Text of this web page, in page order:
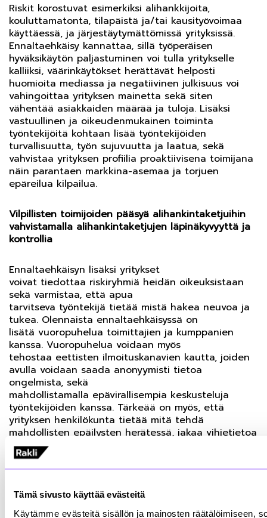
Tämä sivusto käyttää evästeitä
Käytämme evästeitä sisällön ja mainosten räätälöimiseen,
Riskit korostuvat esimerkiksi alihankkijoita,
kouluttamatonta, tilapäistä ja/tai kausityövoimaa
käyttäessä, ja järjestäytymättömissä yrityksissä.
Ennaltaehkäisy kannattaa, sillä työperäisen
hyväksikäytön paljastuminen voi tulla yritykselle
kalliiksi, väärinkäytökset herättävät helposti
huomioita mediassa ja negatiivinen julkisuus voi
vahingoittaa yrityksen mainetta sekä siten
vähentää asiakkaiden määrää ja tuloja. Lisäksi
vastuullinen ja oikeudenmukainen toiminta
työntekijöitä kohtaan lisää työntekijöiden
turvallisuutta, työn sujuvuutta ja laatua, sekä
vahvistaa yrityksen profiilia proaktiivisena toimijana
näin parantaen markkina-asemaa ja torjuen
epäreilua kilpailua.
Vilpillisten toimijoiden pääsyä alihankintaketjuihin
vahvistamalla alihankintaketjujen läpinäkyvyyttä ja
kontrollia
Ennaltaehkäisyn lisäksi yritykset
voivat tiedottaa riskiryhmiä heidän oikeuksistaan
sekä varmistaa, että apua
tarvitseva työntekijä tietää mistä hakea neuvoa ja
tukea. Olennaista ennaltaehkäisyssä on
lisätä vuoropuhelua toimittajien ja kumppanien
kanssa. Vuoropuhelua voidaan myös
tehostaa eettisten ilmoituskanavien kautta, joiden
avulla voidaan saada anonyymisti tietoa
ongelmista, sekä
mahdollistamalla epävirallisempia keskusteluja
työntekijöiden kanssa. Tärkeää on myös, että
yrityksen henkilökunta tietää mitä tehdä
mahdollisten epäilysten herätessä, jakaa vihjetietoa
sekä tekee yhteistyötä viranomaisten
kanssa matalalla kynnyksellä.
Lisääntynyt ymmärrys työvoiman
hyväksikäytön laajuudesta ja vakavuudesta,
mediahuomio ja yritysvastuun kasvava merkitys